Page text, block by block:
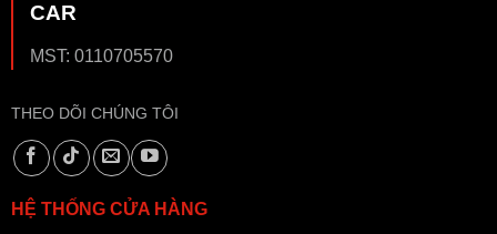
CAR
MST: 0110705570
THEO DÕI CHÚNG TÔI
HỆ THỐNG CỬA HÀNG